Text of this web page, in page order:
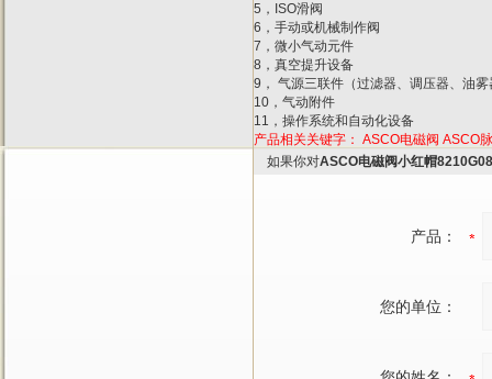
5，ISO滑阀
6，手动或机械制作阀
7，微小气动元件
8，真空提升设备
9， 气源三联件（过滤器、调压器、油雾
10，气动附件
11，操作系统和自动化设备
产品相关关键字： ASCO电磁阀 ASCO
如果你对ASCO电磁阀小红帽
产品：
您的单位：